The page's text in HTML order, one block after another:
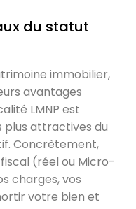
du statut
immobilier,
avantages
LMNP est
plus attractives du
Concrètement,
(réel ou Micro-
charges, vos
votre bien et